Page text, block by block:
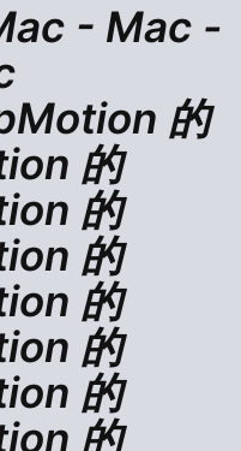
- Mac -
的
的
的
的
的
的
的
的